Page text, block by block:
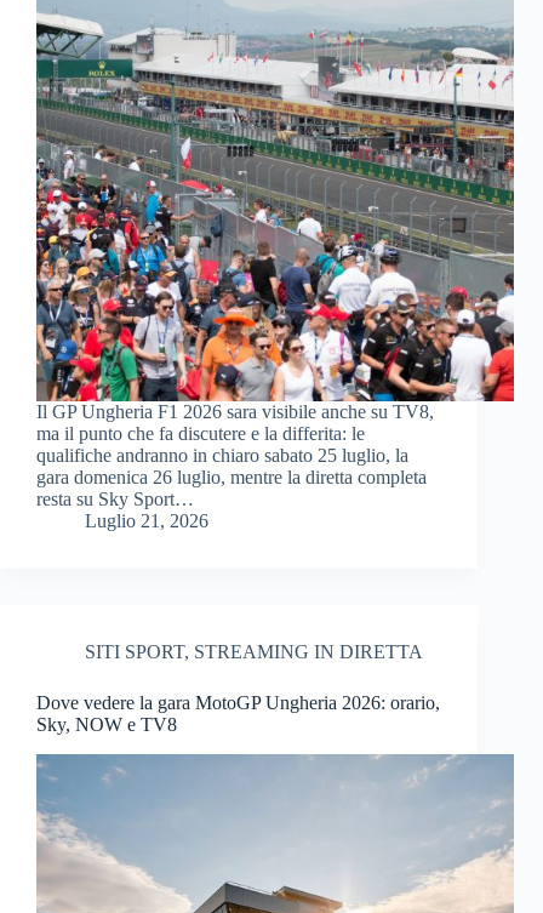
Il GP Ungheria F1 2026 sara visibile anche su TV8,
ma il punto che fa discutere e la differita: le
qualifiche andranno in chiaro sabato 25 luglio, la
gara domenica 26 luglio, mentre la diretta completa
resta su Sky Sport…
Luglio 21, 2026
SITI SPORT, STREAMING IN DIRETTA
Dove vedere la gara MotoGP Ungheria 2026: orario,
Sky, NOW e TV8